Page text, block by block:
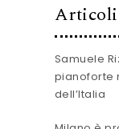
Samuele
pianoforte
dell’Italia